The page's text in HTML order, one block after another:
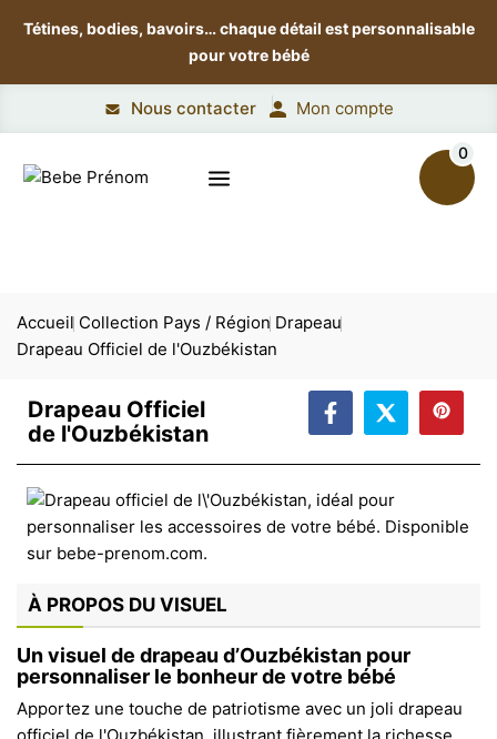
Tétines, bodies, bavoirs…chaque détail est personnalisable
pour votre bébé
Nous contacter Mon compte
0
Accueil Collection Pays / Région Drapeau
Drapeau Officiel de l'Ouzbékistan
Drapeau Officiel
de l'Ouzbékistan
À PROPOS DU VISUEL
Un visuel de drapeau d’Ouzbékistan pour
personnaliser le bonheur de votre bébé
Apportez une touche de patriotisme avec un joli drapeau